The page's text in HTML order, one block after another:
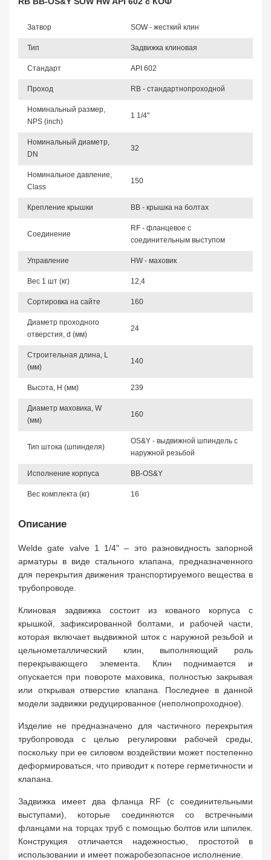
Затвор SOW - жесткий клин
Тип Задвижка клиновая
Стандарт API 602
Проход RB - стандартнопроходной
Номинальный размер,
NPS (inch)
1 1/4"
Номинальный диаметр,
DN
32
Номинальное давление,
Class
150
Крепление крышки BB - крышка на болтах
Соединение
RF - фланцевое с
соединительным выступом
Управление HW - маховик
Вес 1 шт (кг) 12,4
Сортировка на сайте 160
Диаметр проходного
отверстия, d (мм)
24
Строительная длина, L
(мм)
140
Высота, Н (мм) 239
Диаметр маховика, W
(мм)
160
Тип штока (шпинделя)
OS&Y - выдвижной шпиндель с
наружной резьбой
Исполнение корпуса BB-OS&Y
Вес комплекта (кг) 16
Описание
Welde gate valve 1 1/4" – это разновидность запорной
арматуры в виде стального клапана, предназначенного
для перекрытия движения транспортируемого вещества в
трубопроводе.
Клиновая задвижка состоит из кованого корпуса с
крышкой, зафиксированной болтами, и рабочей части,
которая включает выдвижной шток с наружной резьбой и
цельнометаллический клин, выполняющий роль
перекрывающего элемента. Клин поднимается и
опускается при повороте маховика, полностью закрывая
или открывая отверстие клапана. Последнее в данной
модели задвижки редуцированное (неполнопроходное).
Изделие не предназначено для частичного перекрытия
трубопровода с целью регулировки рабочей среды,
поскольку при ее силовом воздействии может постепенно
деформироваться, что приводит к потере герметичности и
клапана.
Задвижка имеет два фланца RF (с соединительными
выступами), которые соединяются со встречными
фланцами на торцах труб с помощью болтов или шпилек.
Конструкция отличается надежностью, простотой в
использовании и имеет пожаробезопасное исполнение.